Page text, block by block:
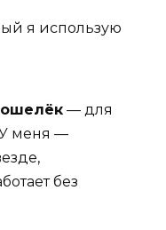
я использую
— для
меня —
без